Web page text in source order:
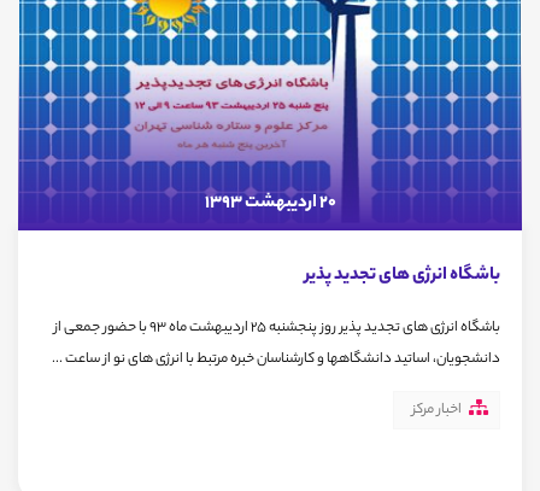
20 اردیبهشت 1393
باشگاه انرژی های تجدید پذیر
باشگاه انرژی های تجدید پذیر روز پنجشنبه 25 اردیبهشت ماه 93 با حضور جمعی از
دانشجویان، اساتید دانشگاهها و کارشناسان خبره مرتبط با انرژی های نو از ساعت ...
اخبار مرکز